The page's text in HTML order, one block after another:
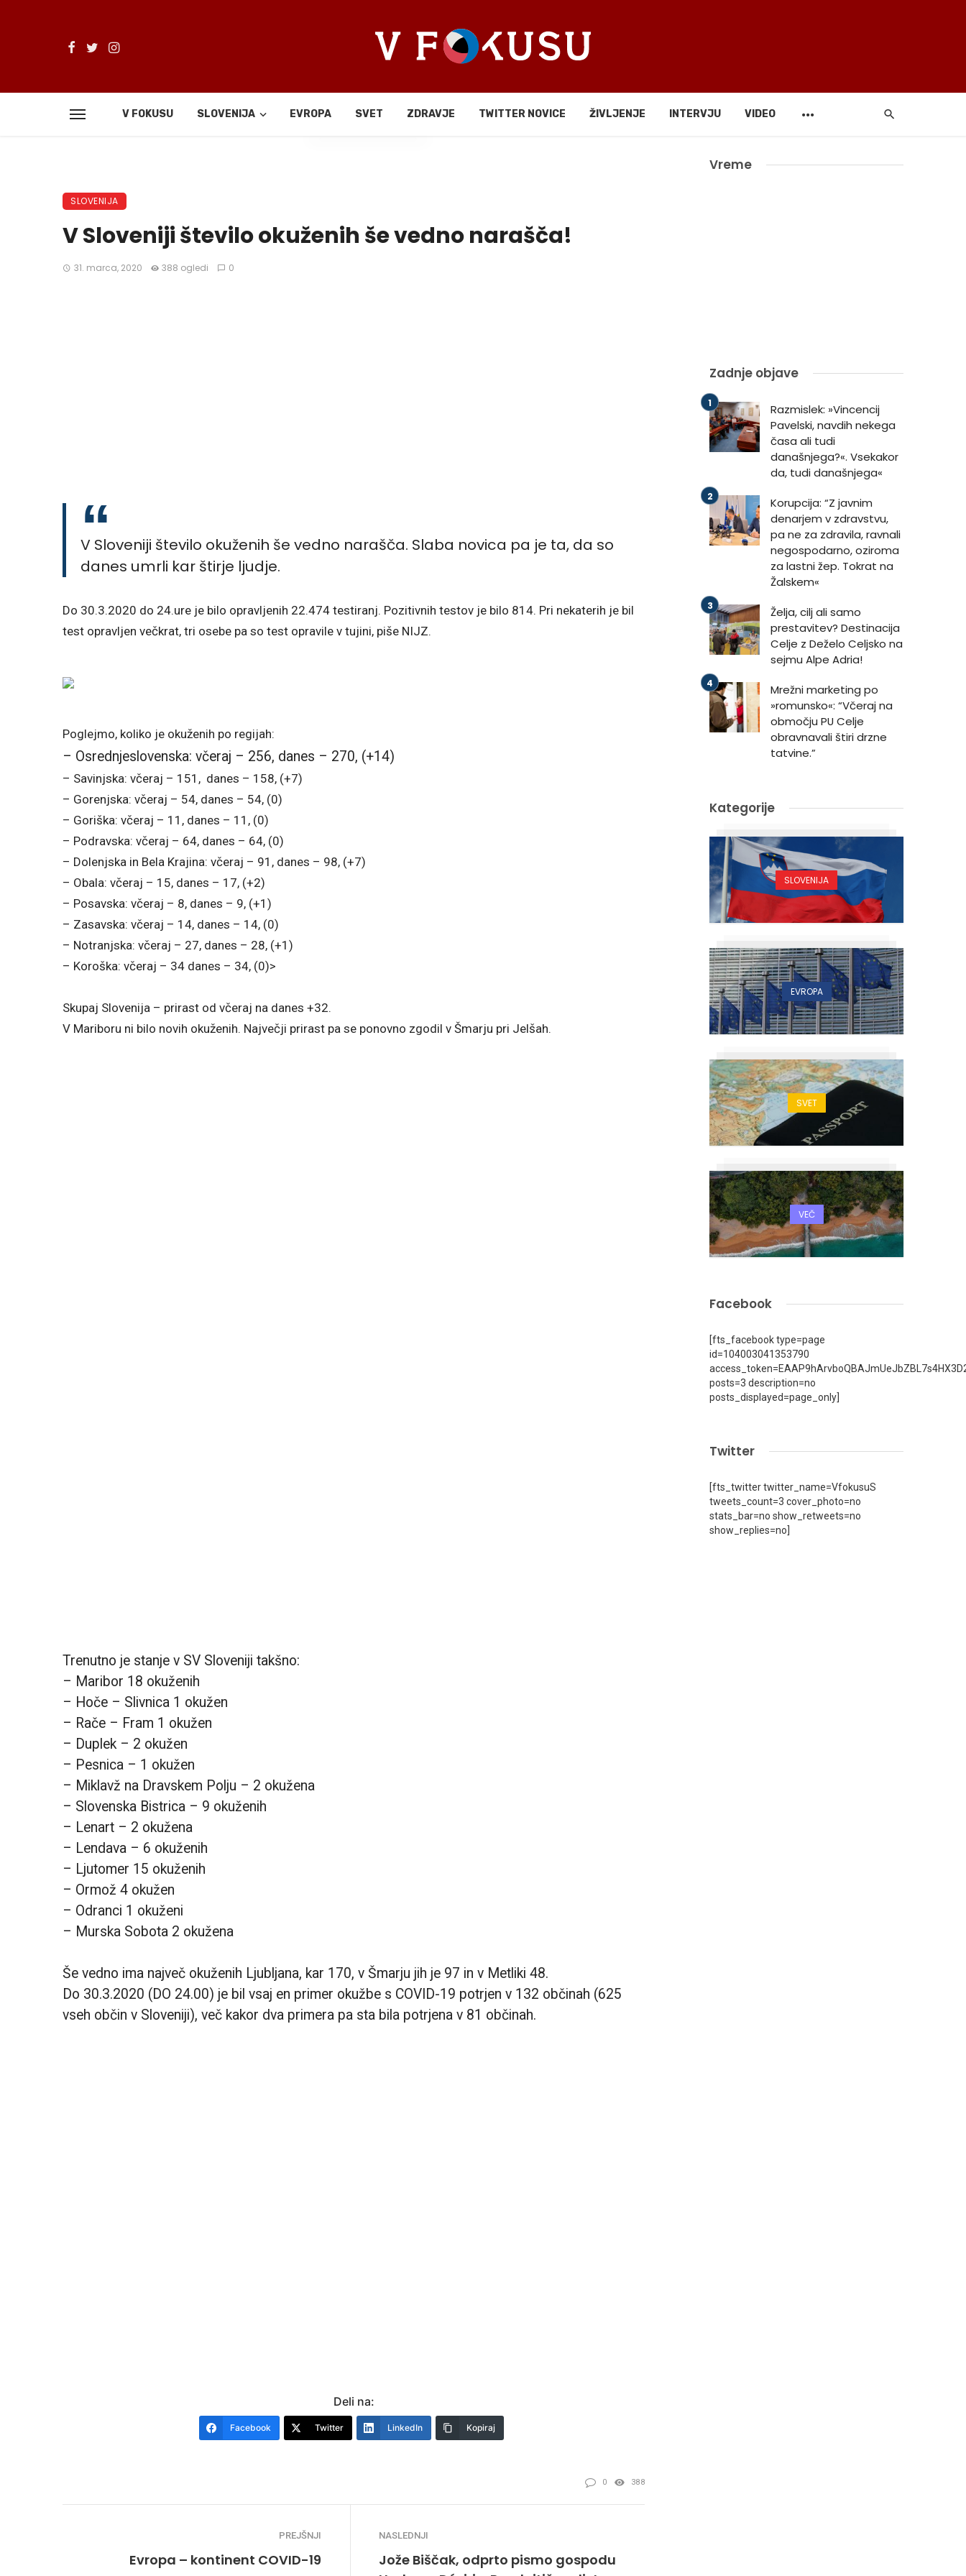
V FOKUSU SLOVENIJA EVROPA SVET ZDRAVJE TWITTER NOVICE ŽIVLJENJE INTERVJU VIDEO
Deli
SLOVENIJA
V Sloveniji število okuženih še vedno narašča!
31. marca, 2020 388 ogledi 0
V Sloveniji število okuženih še vedno narašča. Slaba novica pa je ta, da so
danes umrli kar štirje ljudje.
Do 30.3.2020 do 24.ure je bilo opravljenih 22.474 testiranj. Pozitivnih testov je bilo 814. Pri nekaterih je bil
test opravljen večkrat, tri osebe pa so test opravile v tujini, piše NIJZ.
Poglejmo, koliko je okuženih po regijah:
– Osrednjeslovenska: včeraj – 256, danes – 270, (+14)
– Savinjska: včeraj – 151, danes – 158, (+7)
– Gorenjska: včeraj – 54, danes – 54, (0)
– Goriška: včeraj – 11, danes – 11, (0)
– Podravska: včeraj – 64, danes – 64, (0)
– Dolenjska in Bela Krajina: včeraj – 91, danes – 98, (+7)
– Obala: včeraj – 15, danes – 17, (+2)
– Posavska: včeraj – 8, danes – 9, (+1)
– Zasavska: včeraj – 14, danes – 14, (0)
– Notranjska: včeraj – 27, danes – 28, (+1)
– Koroška: včeraj – 34 danes – 34, (0)>
Skupaj Slovenija – prirast od včeraj na danes +32.
V Mariboru ni bilo novih okuženih. Največji prirast pa se ponovno zgodil v Šmarju pri Jelšah.
Trenutno je stanje v SV Sloveniji takšno:
– Maribor 18 okuženih
– Hoče – Slivnica 1 okužen
– Rače – Fram 1 okužen
– Duplek – 2 okužen
– Pesnica – 1 okužen
– Miklavž na Dravskem Polju – 2 okužena
– Slovenska Bistrica – 9 okuženih
– Lenart – 2 okužena
– Lendava – 6 okuženih
– Ljutomer 15 okuženih
– Ormož 4 okužen
– Odranci 1 okuženi
– Murska Sobota 2 okužena
Še vedno ima največ okuženih Ljubljana, kar 170, v Šmarju jih je 97 in v Metliki 48.
Do 30.3.2020 (DO 24.00) je bil vsaj en primer okužbe s COVID-19 potrjen v 132 občinah (625
vseh občin v Sloveniji), več kakor dva primera pa sta bila potrjena v 81 občinah.
Deli na:
Facebook Twitter LinkedIn Kopiraj
0 388
PREJŠNJI
Evropa – kontinent COVID-19
NASLEDNJI
Jože Biščak, odprto pismo gospodu
Vreme
Zadnje objave
Razmislek: »Vincencij
Pavelski, navdih nekega
časa ali tudi
današnjega?«. Vsekakor
da, tudi današnjega«
Korupcija: “Z javnim
denarjem v zdravstvu,
pa ne za zdravila, ravnali
negospodarno, oziroma
za lastni žep. Tokrat na
Žalskem«
Želja, cilj ali samo
prestavitev? Destinacija
Celje z Deželo Celjsko na
sejmu Alpe Adria!
Mrežni marketing po
»romunsko«: “Včeraj na
območju PU Celje
obravnavali štiri drzne
tatvine.”
Kategorije
SLOVENIJA
EVROPA
SVET
VEČ
Facebook
[fts_facebook type=page
id=104003041353790
posts=3 description=no
posts_displayed=page_only]
Twitter
[fts_twitter twitter_name=VfokusuS
tweets_count=3 cover_photo=no
stats_bar=no show_retweets=no
show_replies=no]